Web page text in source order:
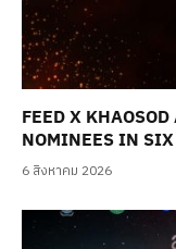
FEED X
NOMINEES IN
6 สิงหาคม 2026